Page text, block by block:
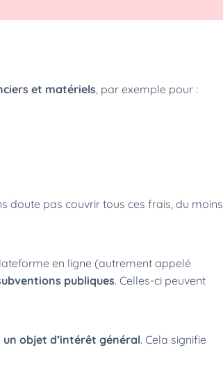
et matériels, par exemple pour :
doute pas couvrir tous ces frais, du moins
en ligne (autrement appelé
publiques. Celles-ci peuvent
un objet d’intérêt général. Cela signifie